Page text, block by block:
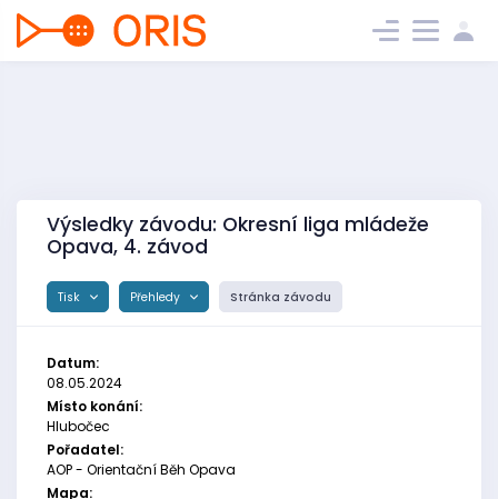
Výsledky závodu: Okresní liga mládeže
Opava, 4. závod
Tisk Přehledy Stránka závodu
Datum:
08.05.2024
Místo konání:
Hlubočec
Pořadatel:
AOP - Orientační Běh Opava
Mapa: